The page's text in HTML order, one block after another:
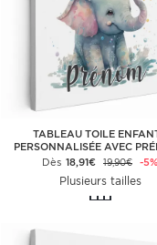
TABLEAU TOILE
PERSONNALISÉE AVEC
ÉLÉPHANTEAU
Dès 18,91€ 19,90€ -5%
Plusieurs tailles